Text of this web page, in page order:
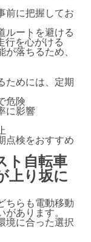
前に把握してお
ルートを避ける
行を心がける
落ちるため、
ためには、定期
危険
に影響
点検をおすすめ
ト自転車
上り坂に
ちらも電動移動
あります。
境に合った選択